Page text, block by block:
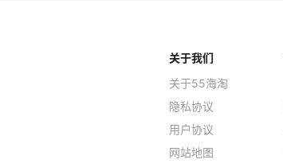
关于我们
关于55海淘
隐私协议
用户协议
网站地图